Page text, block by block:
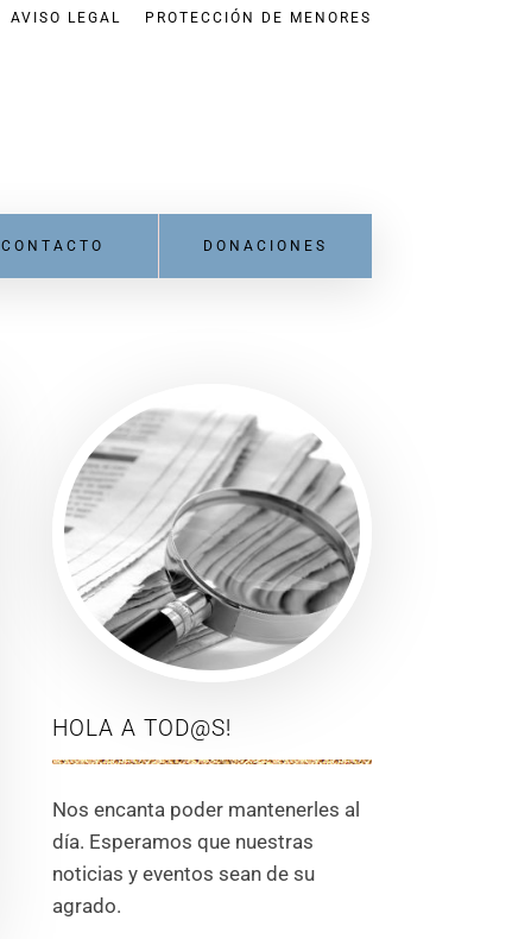
AVISO LEGAL PROTECCIÓN DE MENORES
CONTACTO DONACIONES
HOLA A TOD@S!
Nos encanta poder mantenerles al
día. Esperamos que nuestras
noticias y eventos sean de su
agrado.